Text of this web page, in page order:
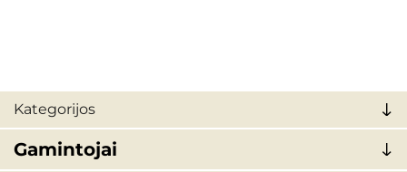
Kategorijos
Gamintojai